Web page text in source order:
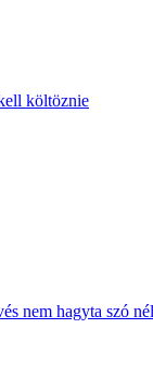
költöznie
nem hagyta szó